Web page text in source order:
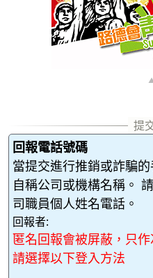
回報電話號碼
當提交進行推銷或詐騙
自稱公司或機構名稱。
司職員個人姓名電話。
回報者:
匿名回報會被屏蔽，只作
請選擇以下登入方法